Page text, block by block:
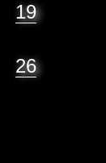
19
26